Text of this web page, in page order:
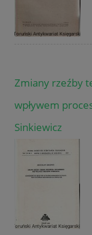
Zmiany rzeźby
wpływem
Sinkiewicz